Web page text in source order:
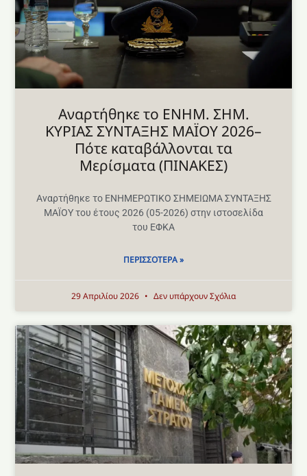
Aναρτήθηκε το ENHM. ΣΗΜ.
ΚΥΡΙΑΣ ΣΥΝΤΑΞΗΣ ΜΑΪΟΥ 2026–
Πότε καταβάλλονται τα
Μερίσματα (ΠΙΝΑΚΕΣ)
Αναρτήθηκε το ΕΝΗΜΕΡΩΤΙΚΟ ΣΗΜΕΙΩΜΑ ΣΥΝΤΑΞΗΣ
ΜΑΪΟΥ του έτους 2026 (05-2026) στην ιστοσελίδα
του ΕΦΚΑ
ΠΕΡΙΣΣΌΤΕΡΑ »
29 Απριλίου 2026 Δεν υπάρχουν Σχόλια